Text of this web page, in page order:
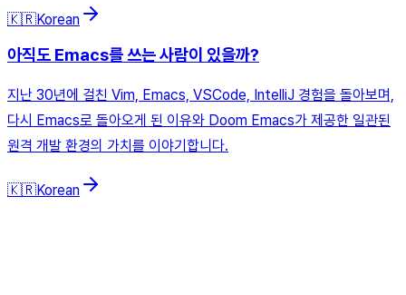
🇰🇷Korean
아직도 Emacs를 쓰는 사람이 있을까?
지난 30년에 걸친 Vim, Emacs, VSCode, IntelliJ 경험을 돌아보며,
다시 Emacs로 돌아오게 된 이유와 Doom Emacs가 제공한 일관된
원격 개발 환경의 가치를 이야기합니다.
🇰🇷Korean